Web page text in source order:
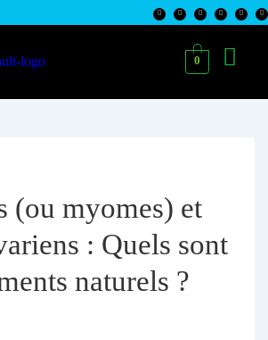
0
(ou myomes) et
: Quels sont
naturels ?